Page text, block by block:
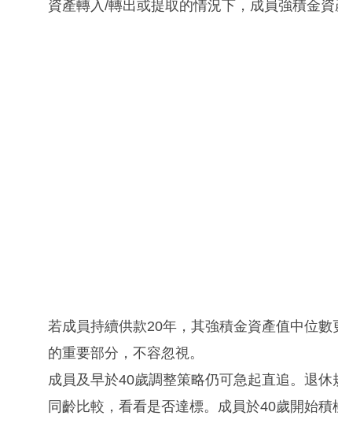
資產轉入/轉出或提取的情況下，成員強積金資
若成員持續供款20年，其強積金資產值中位
的重要部分，不容忽視。
成員及早於40歲調整策略仍可急起直追。退
同齡比較，看看是否達標。成員於40歲開始